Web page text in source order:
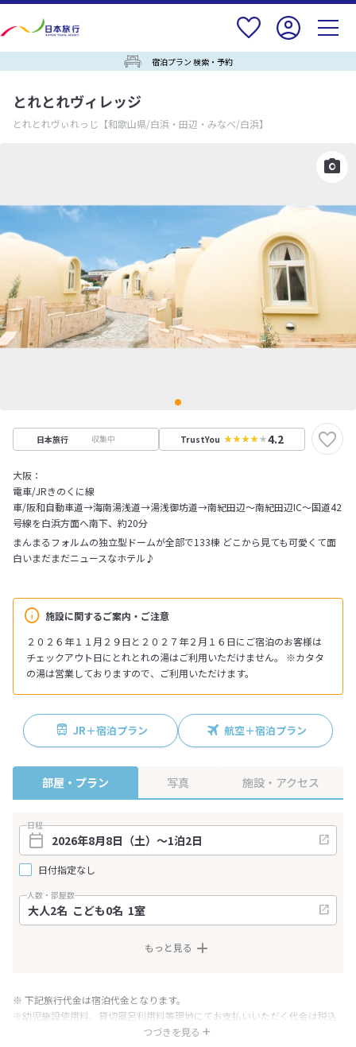
宿泊プラン 検索・予約
とれとれヴィレッジ
とれとれヴぃれっじ 【和歌山県/白浜・田辺・みなべ/白浜】
日本旅行 収集中 TrustYou 4.2
大阪：
電車/JRきのくに線
車/阪和自動車道→海南湯浅道→湯浅御坊道→南紀田辺～南紀田辺IC～国道42
号線を白浜方面へ南下、約20分
施設に関するご案内・ご注意
２０２６年１１月２９日と２０２７年２月１６日にご宿泊のお客様は
チェックアウト日にとれとれの湯はご利用いただけません。 ※カタタ
の湯は営業しておりますので、ご利用いただけます。
まんまるフォルムの独立型ドームが全部で133棟 どこから見ても可愛くて面
白いまだまだニュースなホテル♪
JR＋宿泊プラン 航空＋宿泊プラン
部屋・プラン 写真 施設・アクセス
日程
日付指定なし
人数・部屋数
もっと見る
つづきを見る
※ 下記旅行代金は宿泊代金となります。
※幼児施設使用料、貸切風呂利用料等現地にてお支払いいただく代金は税込
み表記となりますが、消費税増税に伴い代金が一部変更となる場合がござい